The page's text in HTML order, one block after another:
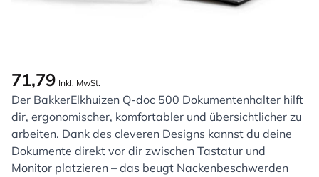
71,79 Inkl. MwSt.
Der BakkerElkhuizen Q-doc 500 Dokumentenhalter hilft
dir, ergonomischer, komfortabler und übersichtlicher zu
arbeiten. Dank des cleveren Designs kannst du deine
Dokumente direkt vor dir zwischen Tastatur und
Monitor platzieren – das beugt Nackenbeschwerden